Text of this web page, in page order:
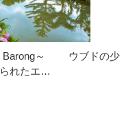
Barong～ ウブドの少
れたエ…